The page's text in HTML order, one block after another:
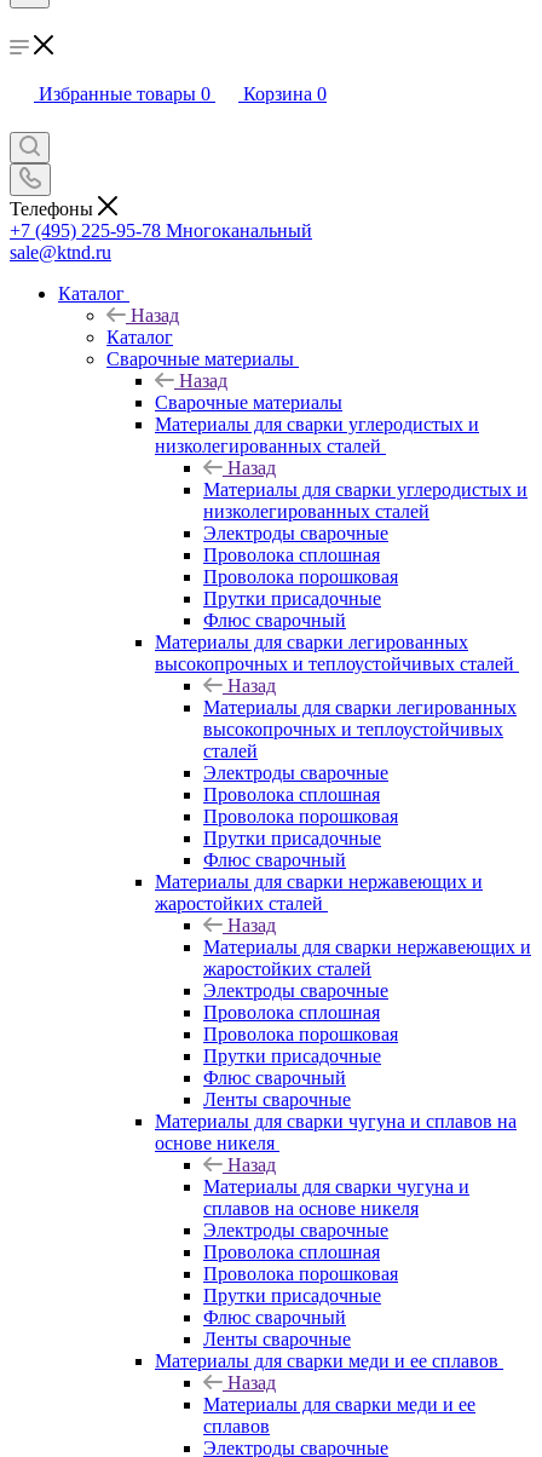
Избранные товары 0 Корзина 0
Телефоны
+7 (495) 225-95-78 Многоканальный
sale@ktnd.ru
Каталог
Назад
Каталог
Сварочные материалы
Назад
Сварочные материалы
Материалы для сварки углеродистых и
низколегированных сталей
Назад
Материалы для сварки углеродистых и
низколегированных сталей
Электроды сварочные
Проволока сплошная
Проволока порошковая
Прутки присадочные
Флюс сварочный
Материалы для сварки легированных
высокопрочных и теплоустойчивых сталей
Назад
Материалы для сварки легированных
высокопрочных и теплоустойчивых
сталей
Электроды сварочные
Проволока сплошная
Проволока порошковая
Прутки присадочные
Флюс сварочный
Материалы для сварки нержавеющих и
жаростойких сталей
Назад
Материалы для сварки нержавеющих и
жаростойких сталей
Электроды сварочные
Проволока сплошная
Проволока порошковая
Прутки присадочные
Флюс сварочный
Ленты сварочные
Материалы для сварки чугуна и сплавов на
основе никеля
Назад
Материалы для сварки чугуна и
сплавов на основе никеля
Электроды сварочные
Проволока сплошная
Проволока порошковая
Прутки присадочные
Флюс сварочный
Ленты сварочные
Материалы для сварки меди и ее сплавов
Назад
Материалы для сварки меди и ее
сплавов
Электроды сварочные